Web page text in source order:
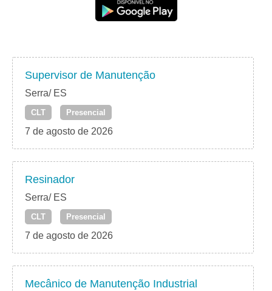
Supervisor de Manutenção
Serra/ ES
CLT Presencial
7 de agosto de 2026
Resinador
Serra/ ES
CLT Presencial
7 de agosto de 2026
Mecânico de Manutenção Industrial